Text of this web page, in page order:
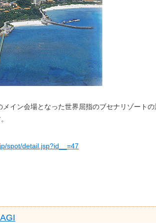
イン会場となった世界屈指のブセナリゾート
spot/detail.jsp?id__=47